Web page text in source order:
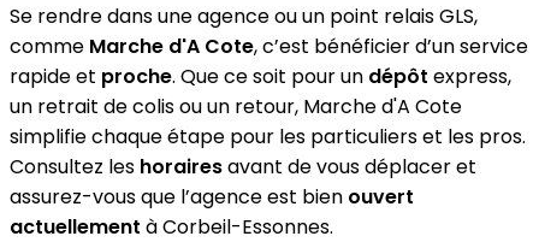
Se rendre dans une agence ou un point relais GLS,
comme Marche d'A Cote, c’est bénéficier d’un service
rapide et proche. Que ce soit pour un dépôt express,
un retrait de colis ou un retour, Marche d'A Cote
simplifie chaque étape pour les particuliers et les pros.
Consultez les horairesavant de vous déplacer et
assurez-vous que l’agence est bien ouvert
actuellement à Corbeil-Essonnes.